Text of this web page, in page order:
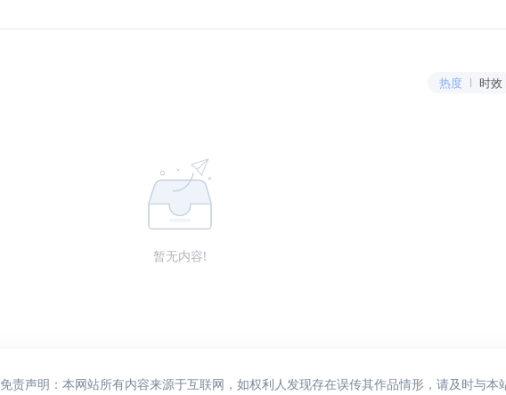
热度 时效
暂无内容!
免责声明：本网站所有内容来源于互联网，如权利人发现存在误传其作品情形，请及时与本